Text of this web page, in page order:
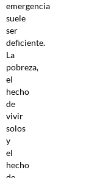
emergencia
suele
ser
deficiente.
La
pobreza,
el
hecho
de
vivir
solos
y
el
hecho